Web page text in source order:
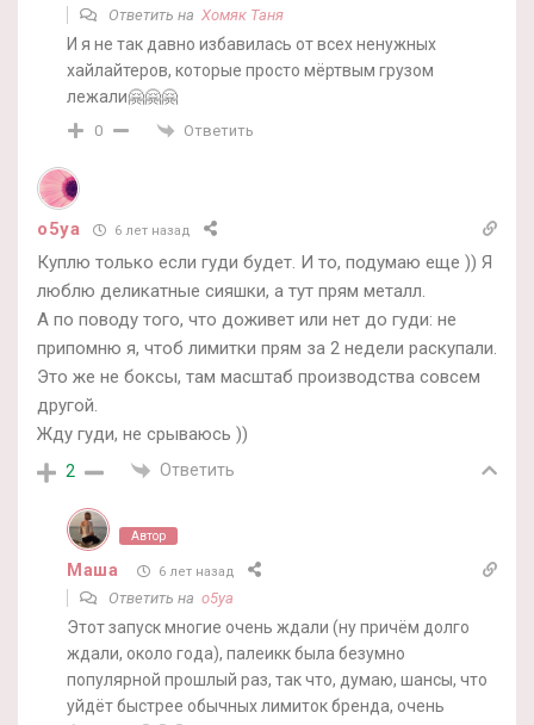
Ответить на Хомяк Таня
И я не так давно избавилась от всех ненужных
хайлайтеров, которые просто мёртвым грузом
лежали🤗🤗🤗
0 Ответить
o5ya 6 лет назад
Куплю только если гуди будет. И то, подумаю еще )) Я
люблю деликатные сияшки, а тут прям металл.
А по поводу того, что доживет или нет до гуди: не
припомню я, чтоб лимитки прям за 2 недели раскупали.
Это же не боксы, там масштаб производства совсем
другой.
Жду гуди, не срываюсь ))
2 Ответить
Автор
Маша 6 лет назад
Ответить на o5ya
Этот запуск многие очень ждали (ну причём долго
ждали, около года), палеикк была безумно
популярной прошлый раз, так что, думаю, шансы, что
уйдёт быстрее обычных лимиток бренда, очень